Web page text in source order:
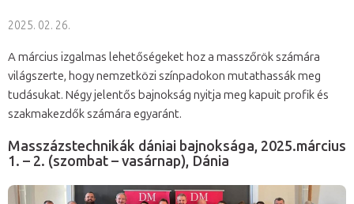
2025. 02. 26.
A március izgalmas lehetőségeket hoz a masszőrök számára
világszerte, hogy nemzetközi színpadokon mutathassák meg
tudásukat. Négy jelentős bajnokság nyitja meg kapuit profik és
szakmakezdők számára egyaránt.
Masszázstechnikák dániai bajnoksága, 2025.március
1. – 2. (szombat – vasárnap), Dánia